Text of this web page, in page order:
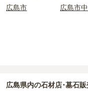
・納骨式の費用
：お墓に
現地見学では、担当者に
民営霊園
寺院墓地
広島市
広島市
広島県内の石材店･墓石